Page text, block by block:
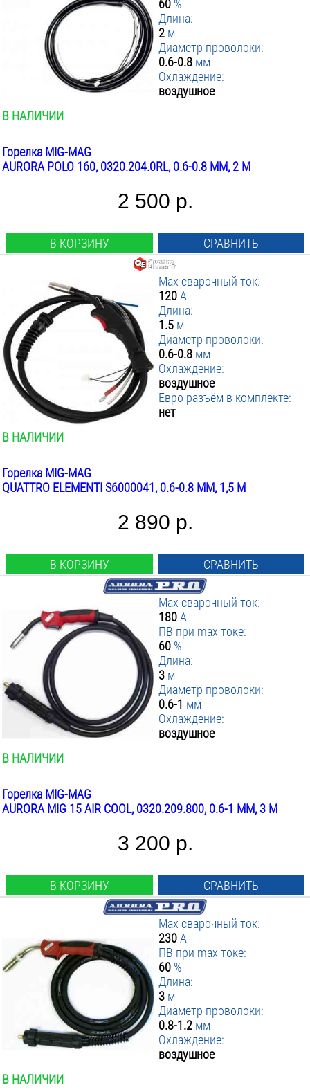
▼ ПВ при max токе %
▼ Длина м
5
▼ Охлаждение
Водяное
Воздушное
ПРИМЕНИТЬ ФИЛЬТР
60 %
Длина:
2 м
Диаметр проволоки:
0.6-0.8 мм
Охлаждение:
воздушное
В НАЛИЧИИ
Горелка MIG-MAG
AURORA POLO 160, 0320.204.0RL, 0.6-0.8 ММ, 2 М
2 500 р.
В КОРЗИНУ СРАВНИТЬ
Max сварочный ток:
120А
Длина:
1.5 м
Диаметр проволоки:
0.6-0.8 мм
Охлаждение:
воздушное
Евро разъём в комплекте:
нет
В НАЛИЧИИ
Горелка MIG-MAG
QUATTRO ELEMENTI S6000041, 0.6-0.8 ММ, 1,5 М
2 890 р.
В КОРЗИНУ СРАВНИТЬ
Max сварочный ток:
180А
ПВ при max токе:
60 %
Длина:
3 м
Диаметр проволоки:
0.6-1 мм
Охлаждение:
воздушное
В НАЛИЧИИ
Горелка MIG-MAG
AURORA MIG 15 AIR COOL, 0320.209.800, 0.6-1 ММ, 3 М
3 200 р.
В КОРЗИНУ СРАВНИТЬ
Max сварочный ток:
230А
ПВ при max токе:
60 %
Длина:
3 м
Диаметр проволоки:
0.8-1.2 мм
Охлаждение:
воздушное
В НАЛИЧИИ